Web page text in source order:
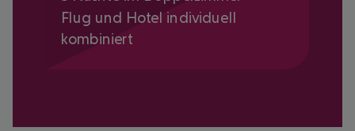
Flug und Hotel individuell
kombiniert